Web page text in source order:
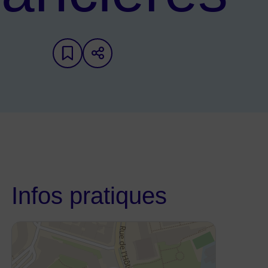
Ajouter aux favoris
Partager sur les réseaux
Infos pratiques